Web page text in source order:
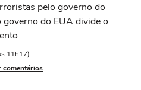
pelo governo do
do EUA divide o
11h17)
comentários